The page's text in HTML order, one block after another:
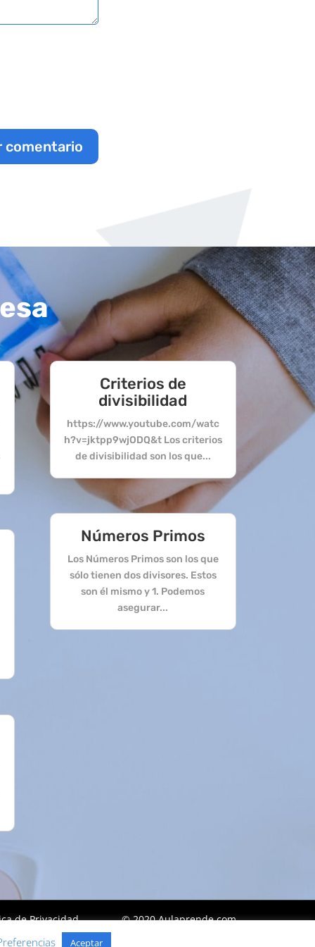
comentario
Criterios de
divisibilidad
https://www.youtube.com/watc
h?v=jktpp9wjODQ&t Los criterios
de divisibilidad son los que...
Números Primos
Los Números Primos son los que
sólo tienen dos divisores. Estos
son él mismo y 1. Podemos
asegurar...
de Privacidad © 2020 Aulaprende.com
Aceptar